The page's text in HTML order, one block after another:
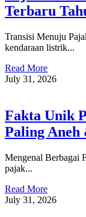
Terbaru
Transisi Menuju
kendaraan listrik...
Read More
July 31, 2026
Fakta Unik
Paling
Mengenal Berbagai
pajak...
Read More
July 31, 2026